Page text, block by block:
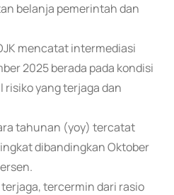
belanja pemerintah dan
mencatat intermediasi
2025 berada pada kondisi
yang terjaga dan
tahunan (yoy) tercatat
dibandingkan Oktober
tercermin dari rasio